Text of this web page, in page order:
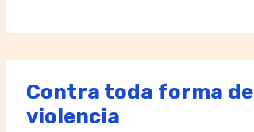
por
la
y
la
Contra toda forma de
violencia